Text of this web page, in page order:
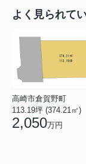
よく見られて
高崎市倉賀野町
113.19坪 (374.21㎡)
2,050万円